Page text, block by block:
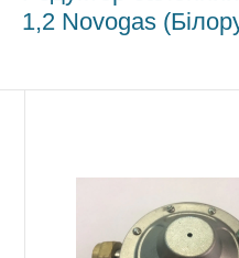
1,2 Novogas